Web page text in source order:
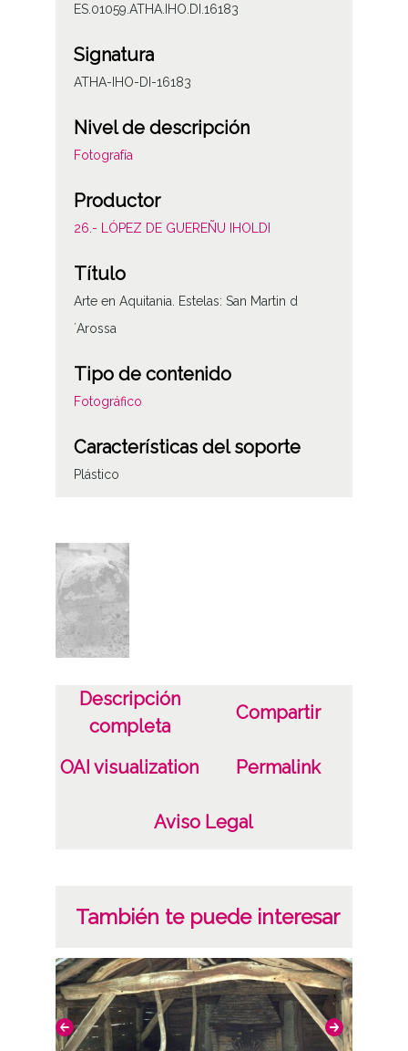
ES.01059.ATHA.IHO.DI.16183
Signatura
ATHA-IHO-DI-16183
Nivel de descripción
Fotografía
Productor
26.- LÓPEZ DE GUEREÑU IHOLDI
Título
Arte en Aquitania. Estelas: San Martin d
´Arossa
Tipo de contenido
Fotográfico
Características del soporte
Plástico
19781014
Lugar
Aquitania (Francia)
San Martin d´Arossa
Licencia de las imágenes
CC BY-NC-SA 4.0
Descripción
completa
Compartir
OAI visualization Permalink
Aviso Legal
También te puede interesar